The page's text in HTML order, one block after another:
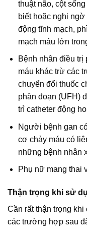
thuật não, cột
biết hoặc nghi
động tĩnh mạch,
mạch máu lớn
Bệnh nhân điều
máu khác trừ các
chuyển đổi thuốc
phân đoạn (UFH)
trì catheter động
Người bệnh gan
cơ chảy máu có
những bệnh nhân
Phụ nữ mang thai
Thận trọng khi sử
Cần rất thận trọng
các trường hợp sau